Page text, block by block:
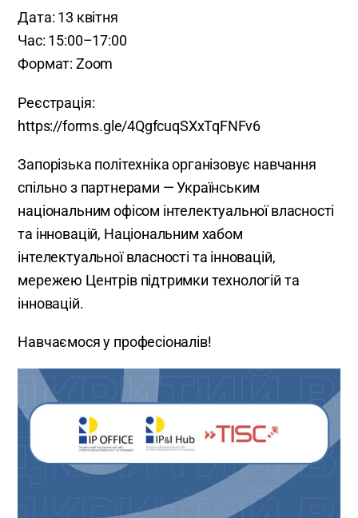
Дата: 13 квітня
Час: 15:00–17:00
Формат: Zoom
Реєстрація:
https://forms.gle/4QgfcuqSXxTqFNFv6
Запорізька політехніка організовує навчання
спільно з партнерами — Українським
національним офісом інтелектуальної власності
та інновацій, Національним хабом
інтелектуальної власності та інновацій,
мережею Центрів підтримки технологій та
інновацій.
Навчаємося у професіоналів!